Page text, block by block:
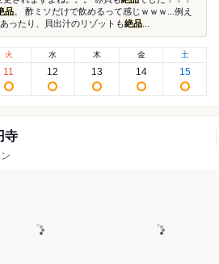
品 。 酢ミソだけで飲めるって感じｗｗｗ...例え
ったり、貝出汁のリゾットも絶品
火
11
水
12
木
13
金
14
土
15
寺